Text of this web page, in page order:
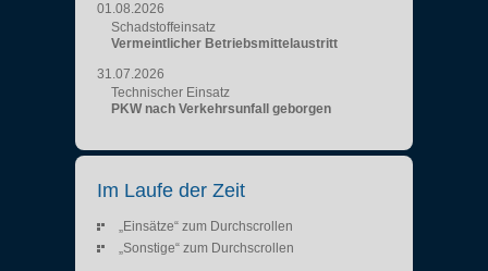
01.08.2026
Schadstoffeinsatz
Vermeintlicher Betriebsmittelaustritt
31.07.2026
Technischer Einsatz
PKW nach Verkehrsunfall geborgen
Im Laufe der Zeit
„Einsätze“ zum Durchscrollen
„Sonstige“ zum Durchscrollen